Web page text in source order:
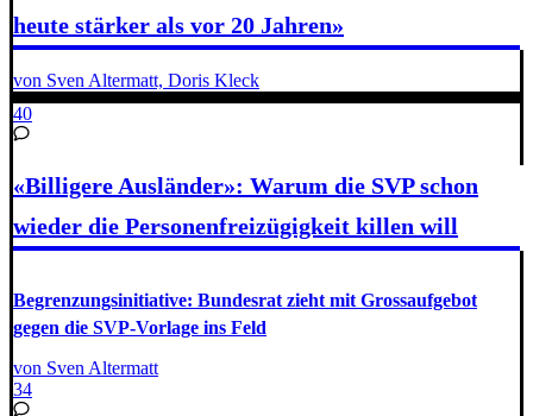
heute stärker als vor 20 Jahren»
von Sven Altermatt, Doris Kleck
40
«Billigere Ausländer»: Warum die SVP schon
wieder die Personenfreizügigkeit killen will
Begrenzungsinitiative: Bundesrat zieht mit Grossaufgebot
gegen die SVP-Vorlage ins Feld
von Sven Altermatt
34